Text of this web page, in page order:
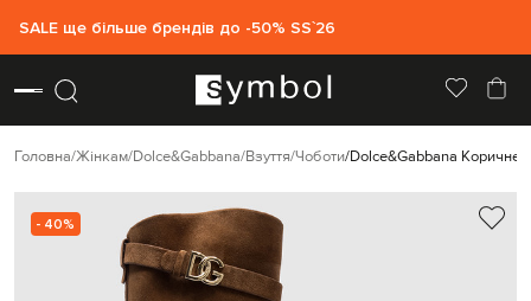
SALE ще більше брендів до -50% SS`26
Головна Жінкам Dolce&Gabbana Взуття Чоботи Dolce&Gabbana
- 40%